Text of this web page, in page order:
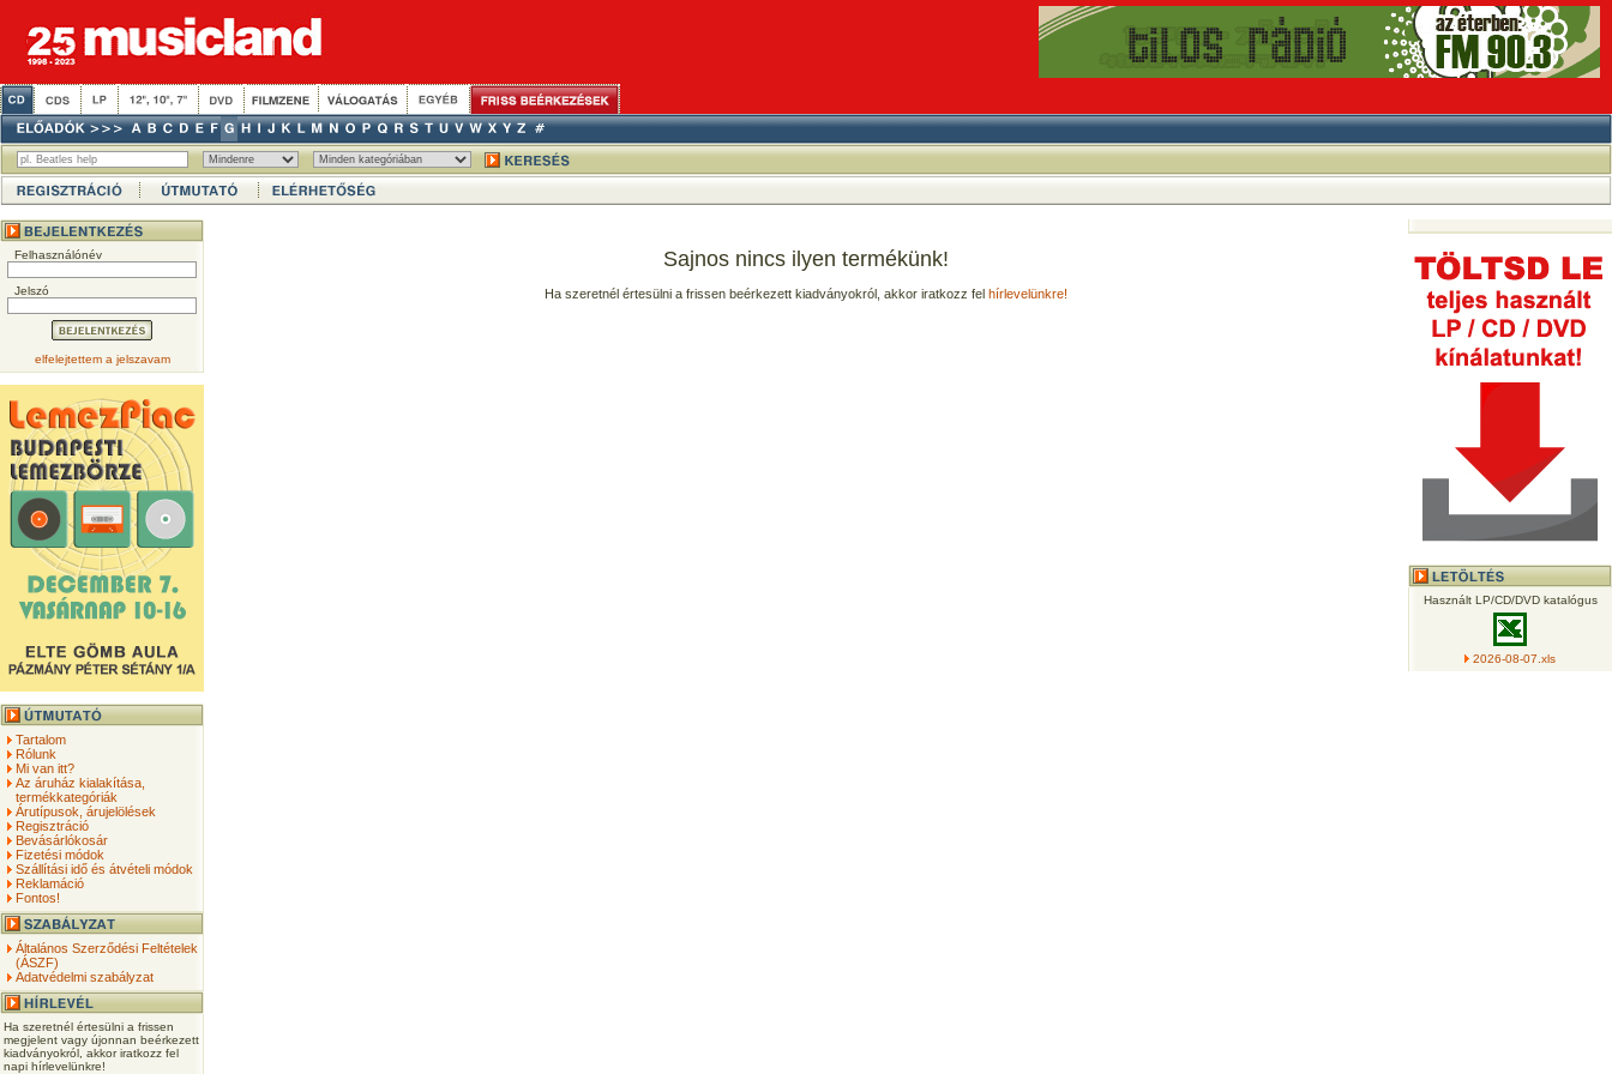
Felhasználónév
Jelszó
elfelejtettem a jelszavam
Tartalom
Rólunk
Mi van itt?
Az áruház kialakítása,
termékkategóriák
Árutípusok, árujelölések
Regisztráció
Bevásárlókosár
Fizetési módok
Szállítási idő és átvételi módok
Reklamáció
Fontos!
Általános Szerződési Feltételek
(ÁSZF)
Adatvédelmi szabályzat
Ha szeretnél értesülni a frissen
megjelent vagy újonnan beérkezett
kiadványokról, akkor iratkozz fel
napi hírlevelünkre!
Sajnos nincs ilyen termékünk!
Ha szeretnél értesülni a frissen beérkezett kiadványokról, akkor iratkozz fel hírlevelünkre!
Használt LP/CD/DVD katalógus
2026-08-07.xls